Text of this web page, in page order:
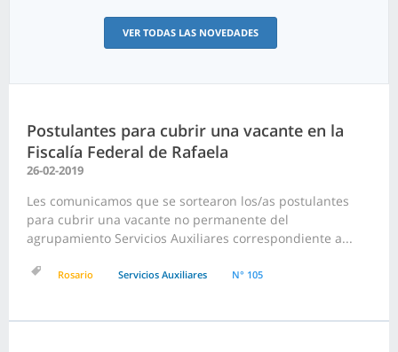
VER TODAS LAS NOVEDADES
Postulantes para cubrir una vacante en la
Fiscalía Federal de Rafaela
26-02-2019
Les comunicamos que se sortearon los/as postulantes
para cubrir una vacante no permanente del
agrupamiento Servicios Auxiliares correspondiente a...
Rosario Servicios Auxiliares N° 105